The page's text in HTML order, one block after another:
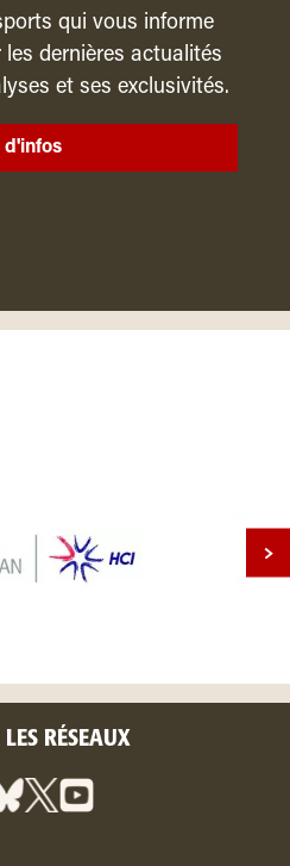
qui vous informe
dernières actualités
et ses exclusivités.
d'infos
RÉSEAUX